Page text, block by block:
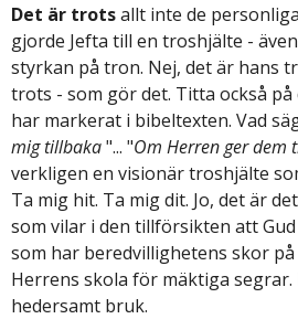
Det är trotsallt inte de
gjorde Jefta till en troshjälte -
styrkan på tron. Nej, det är hans
trots - som gör det. Titta också
har markerat i bibeltexten. Vad
mig tillbaka"... "Om Herren ger dem
verkligen en visionär troshjälte
Ta mig hit. Ta mig dit. Jo, det är
som vilar i den tillförsikten att
som har beredvillighetens skor
Herrens skola för mäktiga
hedersamt bruk.